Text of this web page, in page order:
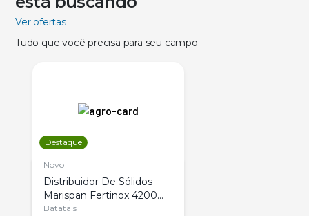
Ver ofertas
Tudo que você precisa para seu campo
Destaque
Novo
Distribuidor De Sólidos
Marispan Fertinox 4200
Citrus
Batatais